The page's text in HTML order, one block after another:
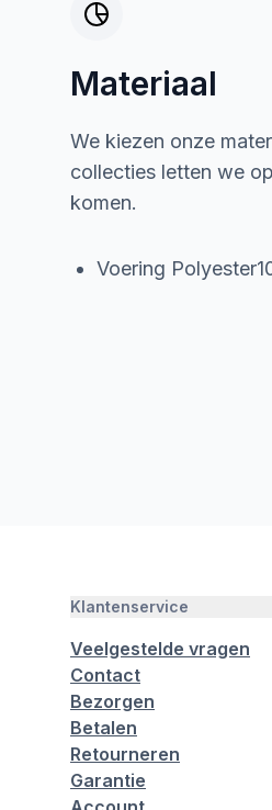
Materiaal
We kiezen onze
collecties letten we
komen.
Voering
Klantenservice
Veelgestelde vragen
Contact
Bezorgen
Betalen
Retourneren
Garantie